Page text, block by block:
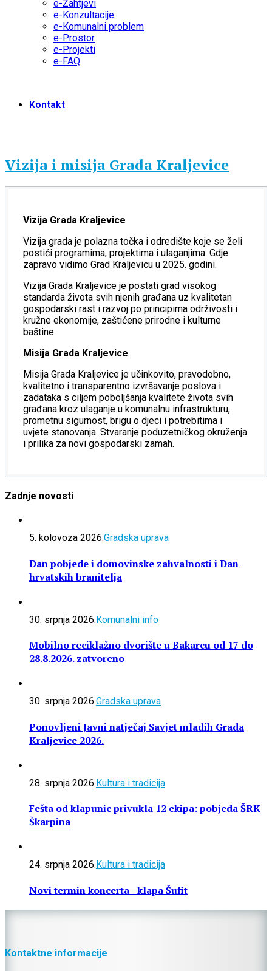
e-Zahtjevi
e-Konzultacije
e-Komunalni problem
e-Prostor
e-Projekti
e-FAQ
Kontakt
Vizija i misija Grada Kraljevice
Vizija Grada Kraljevice
Vizija grada je polazna točka i odredište koje se želi
postići programima, projektima i ulaganjima. Gdje
zapravo vidimo Grad Kraljevicu u 2025. godini.
Vizija Grada Kraljevice je postati grad visokog
standarda života svih njenih građana uz kvalitetan
gospodarski rast i razvoj po principima održivosti i
kružne ekonomije, zaštićene prirodne i kulturne
baštine.
Misija Grada Kraljevice
Misija Grada Kraljevice je učinkovito, pravodobno,
kvalitetno i transparentno izvršavanje poslova i
zadataka s ciljem poboljšanja kvalitete života svih
građana kroz ulaganje u komunalnu infrastrukturu,
prometnu sigurnost, brigu o djeci i potrebitima i
uvjete stanovanja. Stvaranje poduzetničkog okruženja
i prilika za novi gospodarski zamah.
Zadnje novosti
5. kolovoza 2026.Gradska uprava
Dan pobjede i domovinske zahvalnosti i Dan
hrvatskih branitelja
30. srpnja 2026.Komunalni info
Mobilno reciklažno dvorište u Bakarcu od 17 do
28.8.2026. zatvoreno
30. srpnja 2026.Gradska uprava
Ponovljeni Javni natječaj Savjet mladih Grada
Kraljevice 2026.
28. srpnja 2026.Kultura i tradicija
Fešta od klapunic privukla 12 ekipa: pobjeda ŠRK
Škarpina
24. srpnja 2026. Kultura i tradicija
Novi termin koncerta - klapa Šufit
Kontaktne informacije